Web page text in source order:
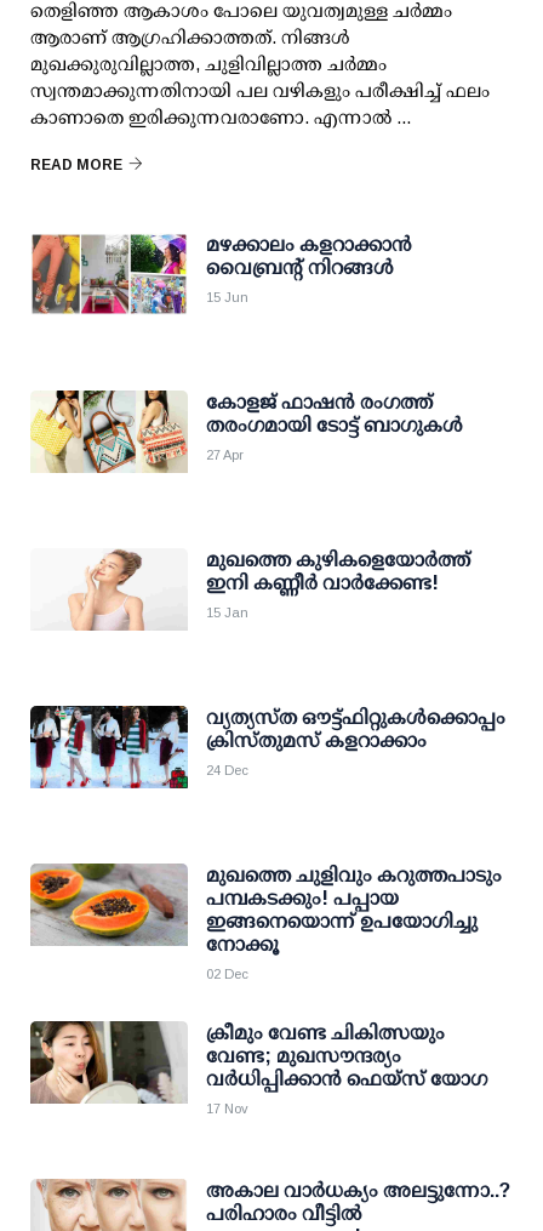
തെളിഞ്ഞ ആകാശം പോലെ യുവത്വമുള്ള ചര്‍മ്മം
ആരാണ് ആഗ്രഹിക്കാത്തത്. നിങ്ങള്‍
മുഖക്കുരുവില്ലാത്ത, ചുളിവില്ലാത്ത ചര്‍മ്മം
സ്വന്തമാക്കുന്നതിനായി പല വഴികളും പരീക്ഷിച്ച് ഫലം
കാണാതെ ഇരിക്കുന്നവരാണോ. എന്നാല്‍ ...
READ MORE
മഴക്കാലം കളറാക്കാന്‍
വൈബ്രന്റ് നിറങ്ങള്‍
15 Jun
കോളജ് ഫാഷന്‍ രംഗത്ത്
തരംഗമായി ടോട്ട് ബാഗുകള്‍
27 Apr
മുഖത്തെ കുഴികളെയോര്‍ത്ത്
ഇനി കണ്ണീര്‍ വാര്‍ക്കേണ്ട!
15 Jan
വ്യത്യസ്ത ഔട്ട്ഫിറ്റുകള്‍ക്കൊപ്പം
ക്രിസ്തുമസ് കളറാക്കാം
24 Dec
മുഖത്തെ ചുളിവും കറുത്തപാടും
പമ്പകടക്കും! പപ്പായ
ഇങ്ങനെയൊന്ന് ഉപയോഗിച്ചു
നോക്കൂ
02 Dec
ക്രീമും വേണ്ട ചികിത്സയും
വേണ്ട; മുഖസൗന്ദര്യം
വര്‍ധിപ്പിക്കാന്‍ ഫെയ്‌സ് യോഗ
17 Nov
അകാല വാര്‍ധക്യം അലട്ടുന്നോ..?
പരിഹാരം വീട്ടില്‍